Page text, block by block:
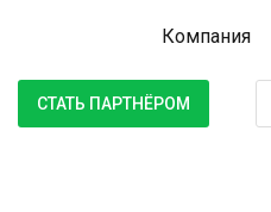
Компания
СТАТЬ ПАРТНЁРОМ